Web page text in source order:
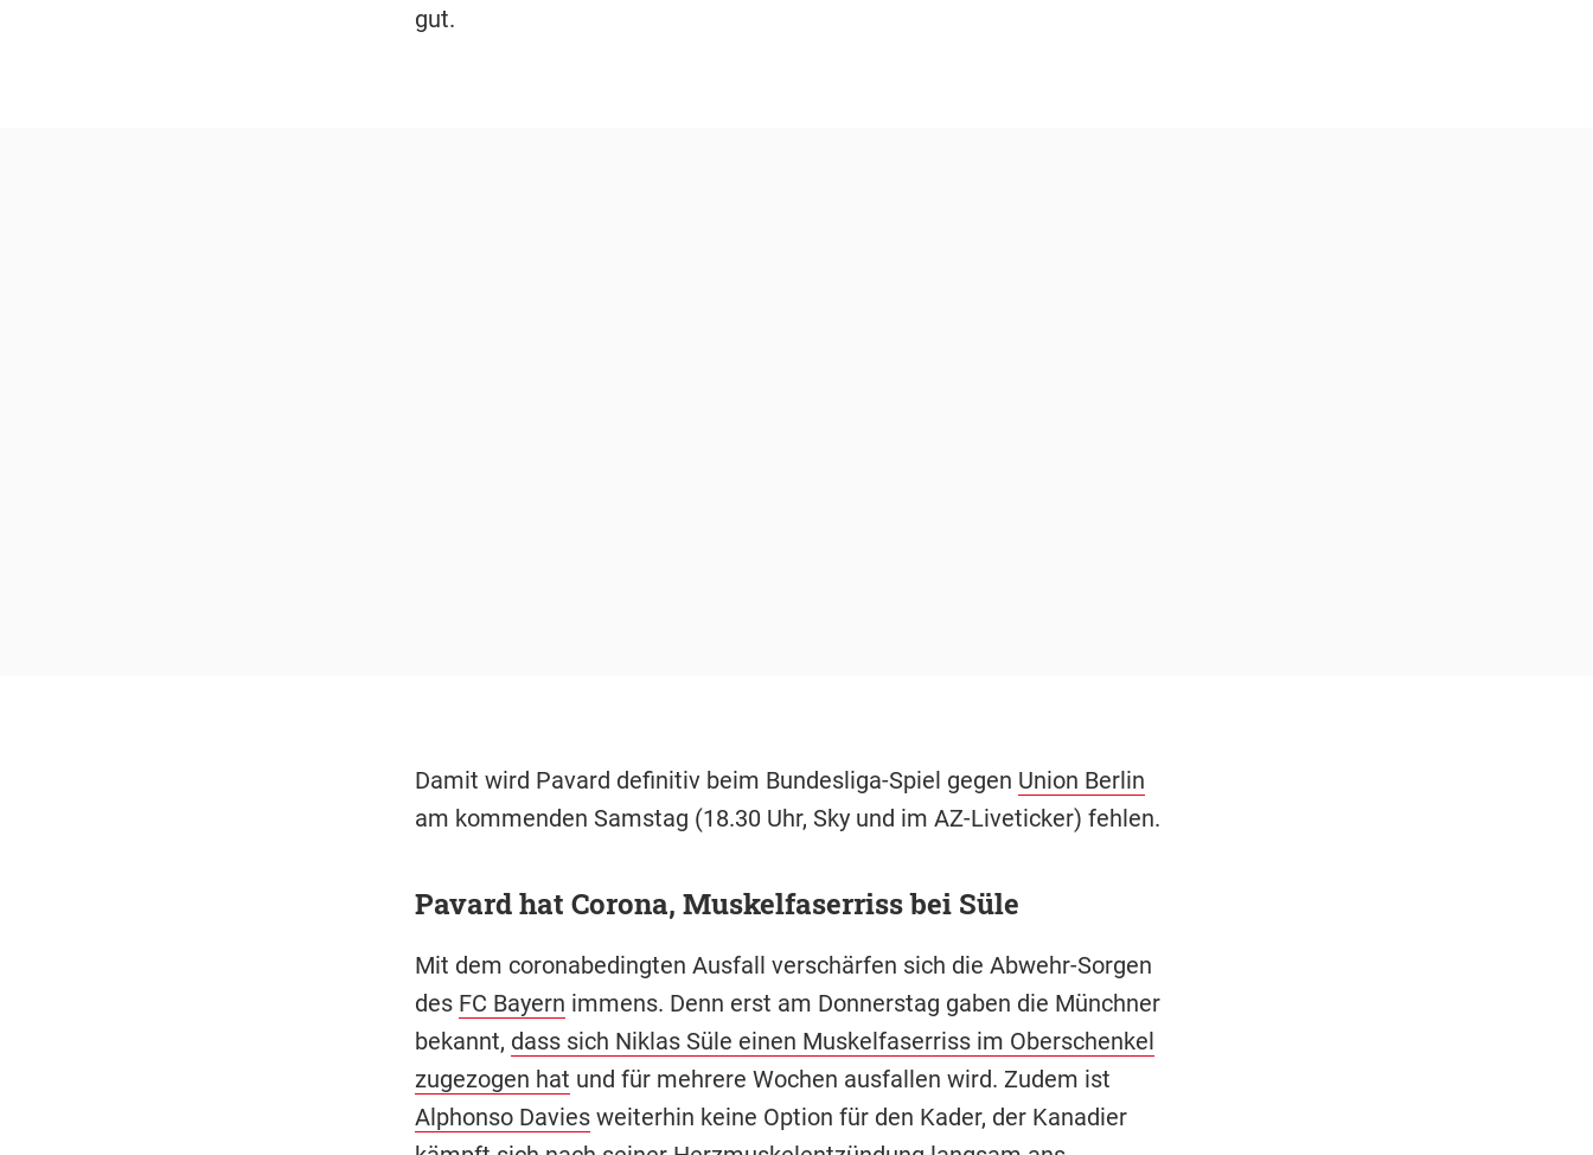
gut.
Damit wird Pavard definitiv beim Bundesliga-Spiel gegen Union Berlin
am kommenden Samstag (18.30 Uhr, Sky und im AZ-Liveticker) fehlen.
Pavard hat Corona, Muskelfaserriss bei Süle
Mit dem coronabedingten Ausfall verschärfen sich die Abwehr-Sorgen
des FC Bayern immens. Denn erst am Donnerstag gaben die Münchner
bekannt, dass sich Niklas Süle einen Muskelfaserriss im Oberschenkel
zugezogen hat und für mehrere Wochen ausfallen wird. Zudem ist
Alphonso Daviesweiterhin keine Option für den Kader, der Kanadier